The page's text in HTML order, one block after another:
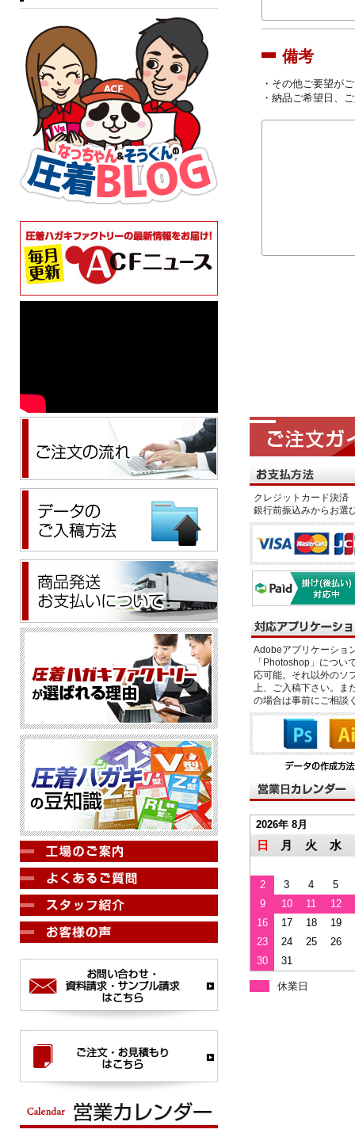
備考
・その他ご要望が
・納品ご希望日、
クレジットカード決
銀行前振込みからお選
Adobeアプリケーショ
「Photoshop」につい
応可能。それ以外のソ
上、ご入稿下さい。ま
の場合は事前にご相談
2026年 8月
日 月 火 水
2 3 4
5
9
10 11
12
16
17 18
19
23
24 25
26
30
31
休業日